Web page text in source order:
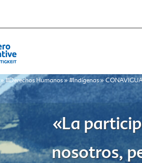
»#Derechos Humanos » #Indígenas»
«La
nosotros,